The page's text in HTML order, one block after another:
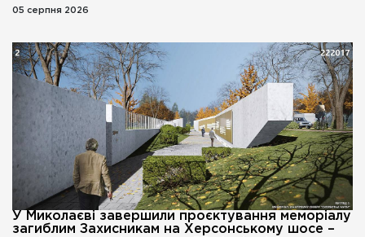
05 серпня 2026
У Миколаєві завершили проєктування меморіалу
загиблим Захисникам на Херсонському шосе –